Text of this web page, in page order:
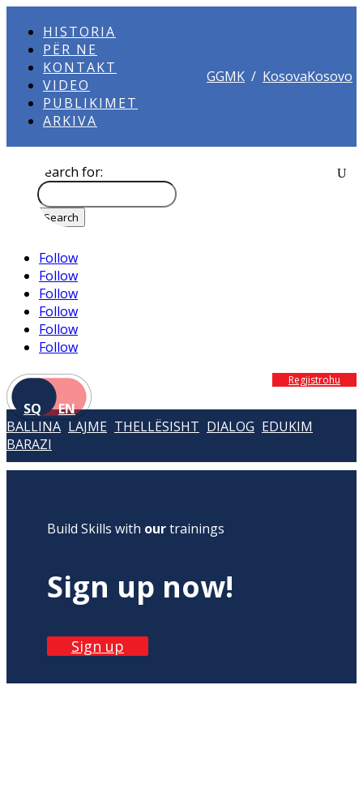
HISTORIA
PËR NE
KONTAKT
VIDEO
PUBLIKIMET
ARKIVA
GGMK / KosovaKosovo
Search for:
Follow
Follow
Follow
Follow
Follow
Follow
SQ EN
Regjistrohu
BALLINA LAJME THELLËSISHT DIALOG EDUKIM
BARAZI
Build Skills with ourtrainings
Sign up now!
Sign up